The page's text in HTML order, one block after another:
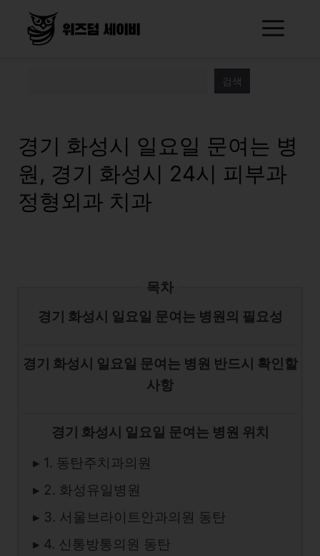
검색
경기 화성시 일요일 문여는 병
원, 경기 화성시 24시 피부과
정형외과 치과
목차
경기 화성시 일요일 문여는 병원의 필요성
경기 화성시 일요일 문여는 병원 반드시 확인할
사항
경기 화성시 일요일 문여는 병원 위치
▸ 1. 동탄주치과의원
▸ 2. 화성유일병원
▸ 3. 서울브라이트안과의원 동탄
▸ 4. 신통방통의원 동탄